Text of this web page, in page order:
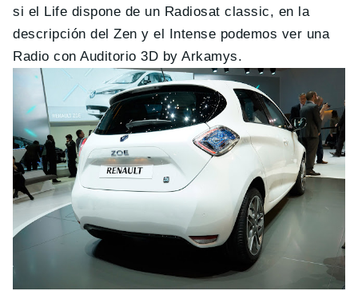
si el Life dispone de un Radiosat classic, en la
descripción del Zen y el Intense podemos ver una
Radio con Auditorio 3D by Arkamys.